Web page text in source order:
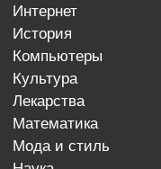
интернет
история
компьютеры
культура
лекарства
математика
мода и стиль